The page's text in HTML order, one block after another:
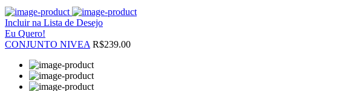
Incluir na Lista de Desejo
Eu Quero!
CONJUNTO NIVEA R$239.00